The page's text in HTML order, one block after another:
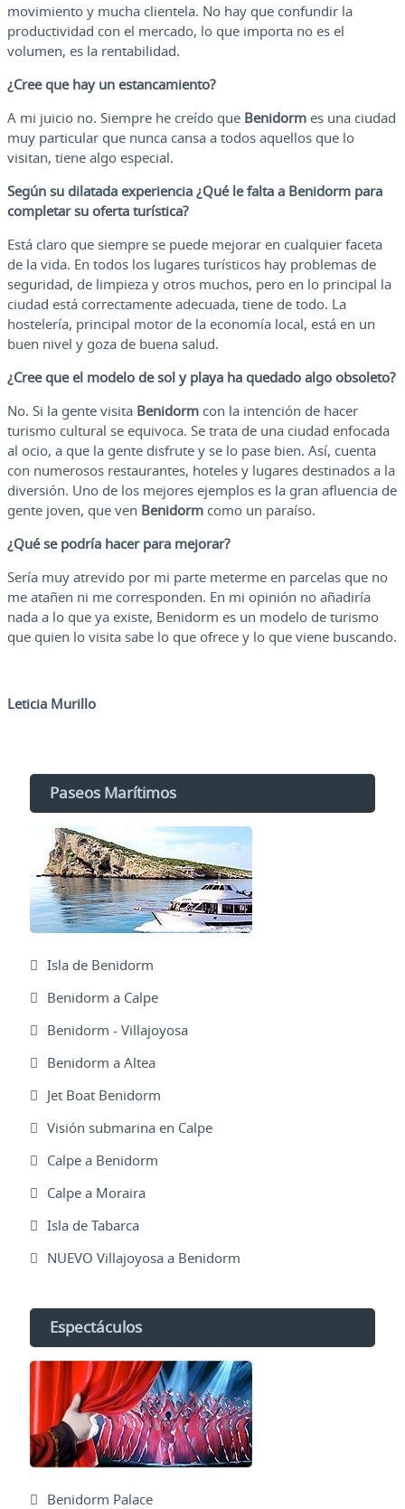
movimiento y mucha clientela. No hay que confundir la
productividad con el mercado, lo que importa no es el
volumen, es la rentabilidad.
¿Cree que hay un estancamiento?
A mi juicio no. Siempre he creído que Benidorm es una ciudad
muy particular que nunca cansa a todos aquellos que lo
visitan, tiene algo especial.
Según su dilatada experiencia ¿Qué le falta a Benidorm para
completar su oferta turística?
Está claro que siempre se puede mejorar en cualquier faceta
de la vida. En todos los lugares turísticos hay problemas de
seguridad, de limpieza y otros muchos, pero en lo principal la
ciudad está correctamente adecuada, tiene de todo. La
hostelería, principal motor de la economía local, está en un
buen nivel y goza de buena salud.
¿Cree que el modelo de sol y playa ha quedado algo obsoleto?
No. Si la gente visita Benidorm con la intención de hacer
turismo cultural se equivoca. Se trata de una ciudad enfocada
al ocio, a que la gente disfrute y se lo pase bien. Así, cuenta
con numerosos restaurantes, hoteles y lugares destinados a la
diversión. Uno de los mejores ejemplos es la gran afluencia de
gente joven, que ven Benidorm como un paraíso.
¿Qué se podría hacer para mejorar?
Sería muy atrevido por mi parte meterme en parcelas que no
me atañen ni me corresponden. En mi opinión no añadiría
nada a lo que ya existe, Benidorm es un modelo de turismo
que quien lo visita sabe lo que ofrece y lo que viene buscando.
Leticia Murillo
Paseos Marítimos
Isla de Benidorm
Benidorm a Calpe
Benidorm - Villajoyosa
Benidorm a Altea
Jet Boat Benidorm
Visión submarina en Calpe
Calpe a Benidorm
Calpe a Moraira
Isla de Tabarca
NUEVO Villajoyosa a Benidorm
Espectáculos
Benidorm Palace